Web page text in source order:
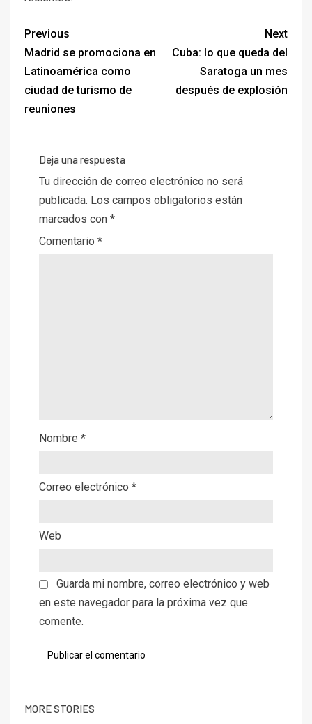
Previous
Madrid se promociona en
Latinoamérica como
ciudad de turismo de
reuniones
Next
Cuba: lo que queda del
Saratoga un mes
después de explosión
Deja una respuesta
Tu dirección de correo electrónico no será
publicada. Los campos obligatorios están
marcados con *
Comentario *
Nombre *
Correo electrónico *
Web
Guarda mi nombre, correo electrónico y web
en este navegador para la próxima vez que
comente.
MORE STORIES